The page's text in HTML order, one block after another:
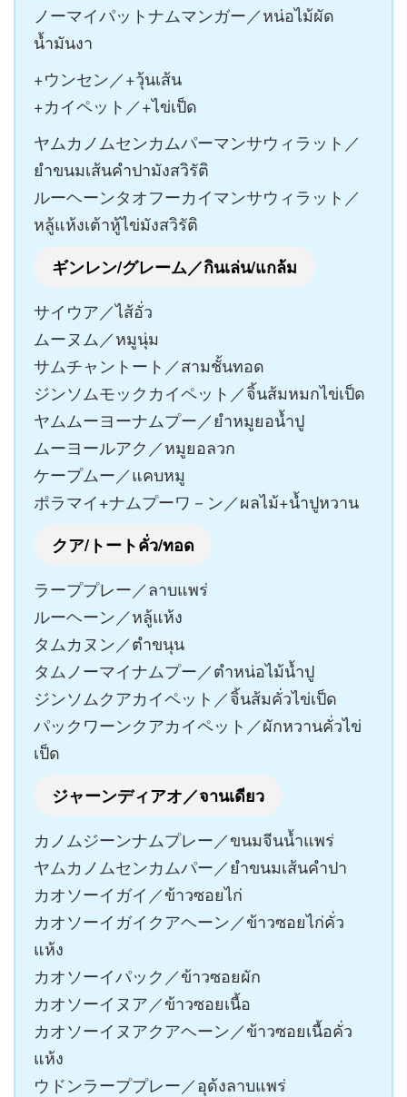
ノーマイパットナムマンガー／หน่อไม้ผัด
น้ำมันงา
+ウンセン／+วุ้นเส้น
+カイペット／+ไข่เป็ด
ヤムカノムセンカムパーマンサウィラット／
ยำขนมเส้นคำปามังสวิรัติ
ルーヘーンタオフーカイマンサウィラット／
หลู้แห้งเต้าหู้ไข่มังสวิรัติ
ギンレン/グレーム／กินเล่น/แกล้ม
サイウア／ไส้อั่ว
ムーヌム／หมูนุ่ม
サムチャントート／สามชั้นทอด
ジンソムモックカイペット／จิ้นส้มหมกไข่เป็ด
ヤムムーヨーナムプー／ยำหมูยอน้ำปู
ムーヨールアク／หมูยอลวก
ケープムー／แคบหมู
ポラマイ+ナムプーワ－ン／ผลไม้+น้ำปูหวาน
クア/トートคั่ว/ทอด
ラーププレー／ลาบแพร่
ルーヘーン／หลู้แห้ง
タムカヌン／ตำขนุน
タムノーマイナムプー／ตำหน่อไม้น้ำปู
ジンソムクアカイペット／จิ้นส้มคั่วไข่เป็ด
パックワーンクアカイペット／ผักหวานคั่วไข่
เป็ด
ジャーンディアオ／จานเดียว
カノムジーンナムプレー／ขนมจีนน้ำแพร่
ヤムカノムセンカムパー／ยำขนมเส้นคำปา
カオソーイガイ／ข้าวซอยไก่
カオソーイガイクアヘーン／ข้าวซอยไก่คั่ว
แห้ง
カオソーイパック／ข้าวซอยผัก
カオソーイヌア／ข้าวซอยเนื้อ
カオソーイヌアクアヘーン／ข้าวซอยเนื้อคั่ว
แห้ง
ウドンラーププレー／อุด้งลาบแพร่